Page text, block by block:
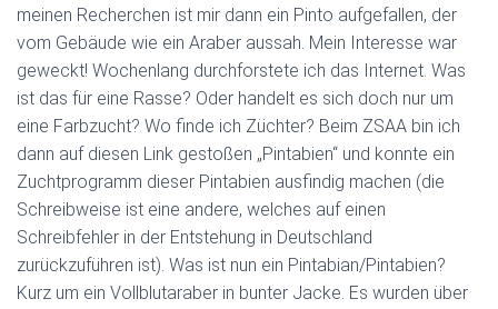
meinen Recherchen ist mir dann ein Pinto aufgefallen, der
vom Gebäude wie ein Araber aussah. Mein Interesse war
geweckt! Wochenlang durchforstete ich das Internet. Was
ist das für eine Rasse? Oder handelt es sich doch nur um
eine Farbzucht? Wo finde ich Züchter? Beim ZSAA bin ich
dann auf diesen Link gestoßen „Pintabien“ und konnte ein
Zuchtprogramm dieser Pintabien ausfindig machen (die
Schreibweise ist eine andere, welches auf einen
Schreibfehler in der Entstehung in Deutschland
zurückzuführen ist). Was ist nun ein Pintabian/Pintabien?
Kurz um ein Vollblutaraber in bunter Jacke. Es wurden über